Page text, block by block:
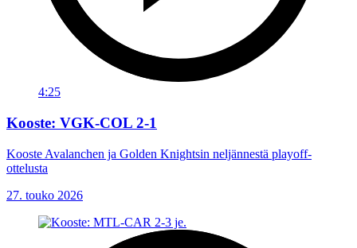
4:25
Kooste: VGK-COL 2-1
Kooste Avalanchen ja Golden Knightsin neljännestä playoff-
ottelusta
27. touko 2026